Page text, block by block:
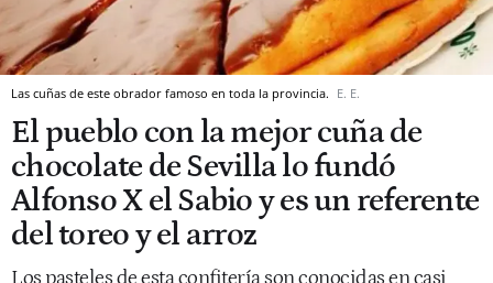
Las cuñas de este obrador famoso en toda la provincia. E. E.
El pueblo con la mejor cuña de
chocolate de Sevilla lo fundó
Alfonso X el Sabio y es un referente
del toreo y el arroz
Los pasteles de esta confitería son conocidas en casi